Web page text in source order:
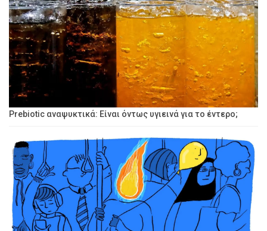
Prebiotic αναψυκτικά: Είναι όντως υγιεινά για το έντερο;